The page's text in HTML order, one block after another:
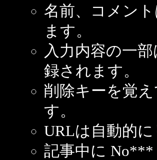
名前、コメン
ます。
入力内容の一
録されます。
削除キーを覚
す。
URLは自動的
記事中に No***